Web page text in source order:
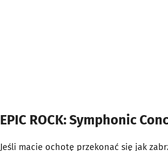
EPIC ROCK: Symphonic
Jeśli macie ochotę przekonać się jak